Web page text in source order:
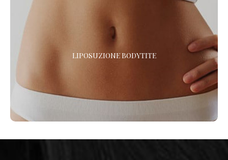
LIPOSUZIONE BODYTITE
LIPOSUZIONE BODYTITE
Vuoi eliminare il grasso e rassodare i tessuti? La liposuzione
con BodyTite è l’intervento di chirurgia plastica che combina i